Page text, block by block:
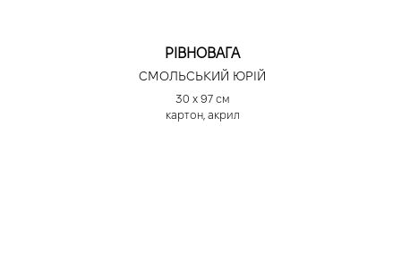
РІВНОВАГА
СМОЛЬСЬКИЙ ЮРІЙ
30 х 97 см
картон, акрил